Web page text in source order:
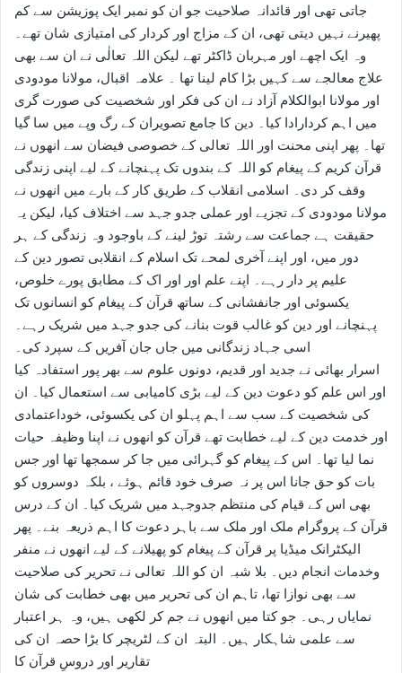
جاتی تھی اور قائدانہ صلاحیت جو ان کو نمبر ایک پوزیشن سے کم
پھیرنے نہیں دیتی تھی، ان کے مزاج اور کردار کی امتیازی شان تھے۔
وہ ایک اچھے اور مہربان ڈاکٹر تھے لیکن اللہ تعالٰی نے ان سے بھی
علاج معالجے سے کہیں بڑا کام لینا تھا ۔ علامہ اقبال، مولانا مودودی
اور مولانا ابوالکلام آزاد نے ان کی فکر اور شخصیت کی صورت گری
میں اہم کردارادا کیا۔ دین کا جامع تصویران کے رگ وپے میں سا گیا
تھا۔ پھر اپنی محنت اور اللہ تعالی کے خصوصی فیضان سے انھوں نے
قرآن کریم کے پیغام کو اللہ کے بندوں تک پہنچانے کے لیے اپنی زندگی
وقف کر دی۔ اسلامی انقلاب کے طریق کار کے بارے میں انھوں نے
مولانا مودودی کے تجزیے اور عملی جدو جہد سے اختلاف کیا، لیکن یہ
حقیقت ہے جماعت سے رشتہ توڑ لینے کے باوجود وہ زندگی کے ہر
دور میں، اور اپنے آخری لمحے تک اسلام کے انقلابی تصور دین کے
علیم پر دار رہے۔ اپنے علم اور اور اک کے مطابق پورے خلوص،
یکسوئی اور جانفشانی کے ساتھ قرآن کے پیغام کو انسانوں تک
پہنچانے اور دین کو غالب قوت بنانے کی جدو جہد میں شریک رہے۔
اسی جہاد زندگانی میں جاں جان آفریں کے سپرد کی۔
اسرار بھائی نے جدید اور قدیم، دونوں علوم سے بھر پور استفادہ کیا
اور اس علم کو دعوت دین کے لیے بڑی کامیابی سے استعمال کیا۔ ان
کی شخصیت کے سب سے اہم پہلو ان کی یکسوئی، خوداعتمادی
اور خدمت دین کے لیے خطابت تھے قرآن کو انھوں نے اپنا وظیفہ حیات
نما لیا تھا۔ اس کے پیغام کو گہرائی میں جا کر سمجھا تھا اور جس
بات کو حق جانا اس پر نہ صرف خود قائم ہوئے ، بلکہ دوسروں کو
بھی اس کے قیام کی منتظم جدوجہد میں شریک کیا۔ ان کے درس
قرآن کے پروگرام ملک اور ملک سے باہر دعوت کا اہم ذریعہ بنے۔ پھر
الیکٹرانک میڈیا پر قرآن کے پیغام کو پھیلانے کے لیے انھوں نے منفر
وخدمات انجام دیں۔ بلا شبہ ان کو اللہ تعالی نے تحریر کی صلاحیت
سے بھی نوازا تھا، تاہم ان کی تحریر میں بھی خطابت کی شان
نمایاں رہی۔ جو کتا میں انھوں نے جم کر لکھی ہیں، وہ ہر اعتبار
سے علمی شاہکار ہیں۔ البتہ ان کے لٹریچر کا بڑا حصہ ان کی
تقاریر اور دروسِ قرآن کا